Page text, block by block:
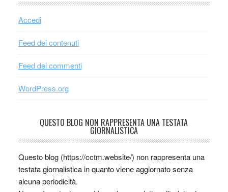
Accedi
Feed dei contenuti
Feed dei commenti
WordPress.org
QUESTO BLOG NON RAPPRESENTA UNA TESTATA
GIORNALISTICA
Questo blog (https://cctm.website/) non rappresenta una
testata giornalistica in quanto viene aggiornato senza
alcuna periodicità.